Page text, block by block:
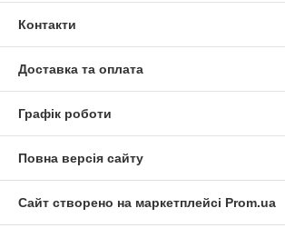
Контакти
Доставка та оплата
Графік роботи
Повна версія сайту
Сайт створено на маркетплейсі Prom.ua